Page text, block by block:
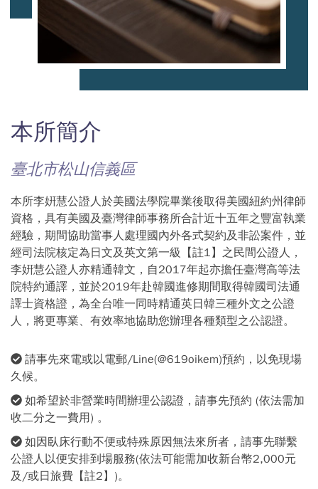
本所簡介
臺北市松山信義區
本所李姸慧公證人於美國法學院畢業後取得美國紐約州律師
資格，具有美國及臺灣律師事務所合計近十五年之豐富執業
經驗，期間協助當事人處理國內外各式契約及非訟案件，並
經司法院核定為日文及英文第一級【註1】之民間公證人，
李姸慧公證人亦精通韓文，自2017年起亦擔任臺灣高等法
院特約通譯，並於2019年赴韓國進修期間取得韓國司法通
譯士資格證，為全台唯一同時精通英日韓三種外文之公證
人，將更專業、有效率地協助您辦理各種類型之公認證。
請事先來電或以電郵/Line(@619oikem)預約，以免現場
久候。
如希望於非營業時間辦理公認證，請事先預約 (依法需加
收二分之一費用) 。
如因臥床行動不便或特殊原因無法來所者，請事先聯繫
公證人以便安排到場服務(依法可能需加收新台幣2,000元
及/或日旅費【註2】)。